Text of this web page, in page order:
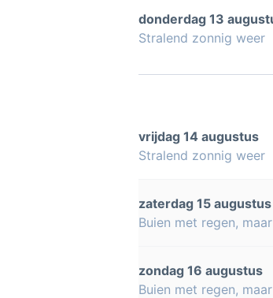
donderdag 13
Stralend zonnig weer
vrijdag 14 augustus
Stralend zonnig weer
zaterdag 15 augustus
Buien met regen,
zondag 16 augustus
Buien met regen,